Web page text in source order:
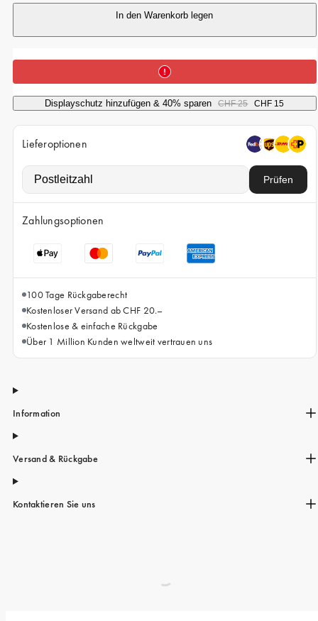
iPhone 14
iPhone 13 Pro
iPhone 13
In den Warenkorb legen
Displayschutz hinzufügen & 40% sparen CHF 25 CHF 15
Lieferoptionen
Prüfen
Zahlungsoptionen
100 Tage Rückgaberecht
Kostenloser Versand ab CHF 20.–
Kostenlose & einfache Rückgabe
Über 1 Million Kunden weltweit vertrauen uns
Information
Versand & Rückgabe
Kontaktieren Sie uns